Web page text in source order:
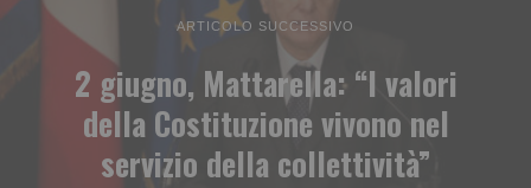
ARTICOLO SUCCESSIVO
2 giugno, Mattarella: “I valori
della Costituzione vivono nel
servizio della collettività”